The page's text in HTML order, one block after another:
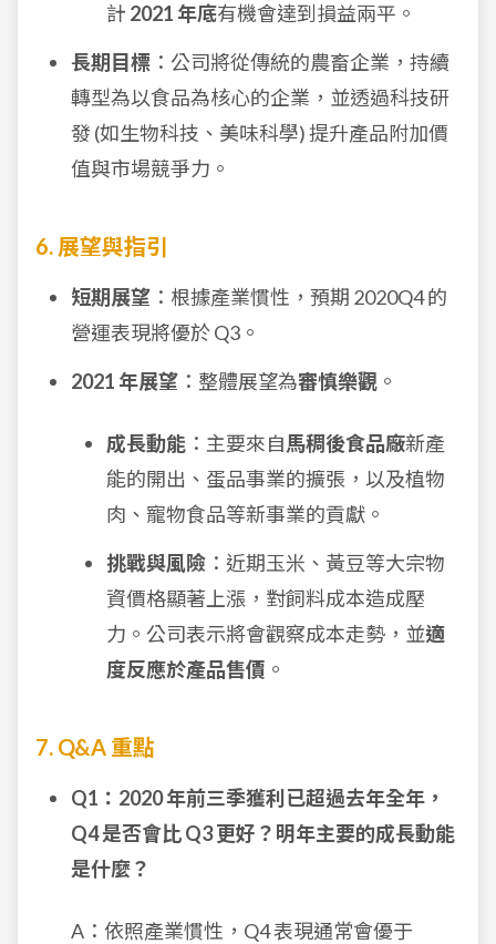
計 2021 年底有機會達到損益兩平。
長期目標 ：公司將從傳統的農畜企業，持續
轉型為以食品為核心的企業，並透過科技研
發 (如生物科技、美味科學) 提升產品附加價
值與市場競爭力。
6. 展望與指引
短期展望 ：根據產業慣性，預期 2020Q4 的
營運表現將優於 Q3。
2021 年展望 ：整體展望為審慎樂觀 。
成長動能 ：主要來自馬稠後食品廠新產
能的開出、蛋品事業的擴張，以及植物
肉、寵物食品等新事業的貢獻。
挑戰與風險 ：近期玉米、黃豆等大宗物
資價格顯著上漲，對飼料成本造成壓
力。公司表示將會觀察成本走勢，並適
度反應於產品售價 。
7. Q&A 重點
Q1：2020 年前三季獲利已超過去年全年，
Q4 是否會比 Q3 更好？明年主要的成長動能
是什麼？
A：依照產業慣性，Q4 表現通常會優于